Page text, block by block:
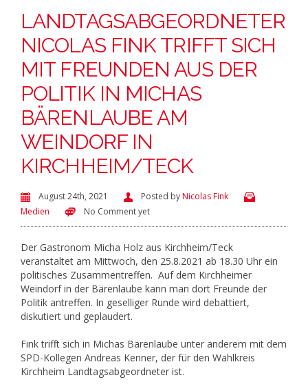
LANDTAGSABGEORDNETER
NICOLAS FINK TRIFFT SICH
MIT FREUNDEN AUS DER
POLITIK IN MICHAS
BÄRENLAUBE AM
WEINDORF IN
KIRCHHEIM/TECK
August 24th, 2021 Posted byNicolas Fink
Medien
No Comment yet
Der Gastronom Micha Holz aus Kirchheim/Teck
veranstaltet am Mittwoch, den 25.8.2021 ab 18.30 Uhr ein
politisches Zusammentreffen. Auf dem Kirchheimer
Weindorf in der Bärenlaube kann man dort Freunde der
Politik antreffen. In geselliger Runde wird debattiert,
diskutiert und geplaudert.
Fink trifft sich in Michas Bärenlaube unter anderem mit dem
SPD-Kollegen Andreas Kenner, der für den Wahlkreis
Kirchheim Landtagsabgeordneter ist.